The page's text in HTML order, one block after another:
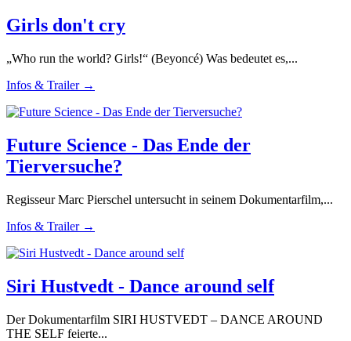
Girls don't cry
„Who run the world? Girls!“ (Beyoncé) Was bedeutet es,...
Infos & Trailer →
Future Science - Das Ende der
Tierversuche?
Regisseur Marc Pierschel untersucht in seinem Dokumentarfilm,...
Infos & Trailer →
Siri Hustvedt - Dance around self
Der Dokumentarfilm SIRI HUSTVEDT – DANCE AROUND
THE SELF feierte...